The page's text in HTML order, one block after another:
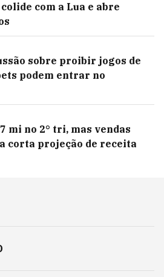
com a Lua e abre
sobre proibir jogos de
podem entrar no
mi no 2° tri, mas vendas
corta projeção de receita